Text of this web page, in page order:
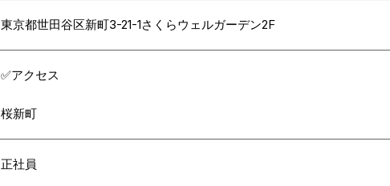
東京都世田谷区新町3-21-1さくらウェルガーデン2F
✅アクセス
桜新町
正社員